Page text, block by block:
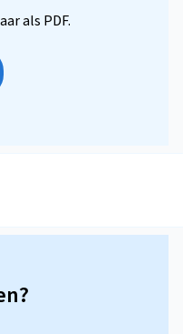
als PDF.